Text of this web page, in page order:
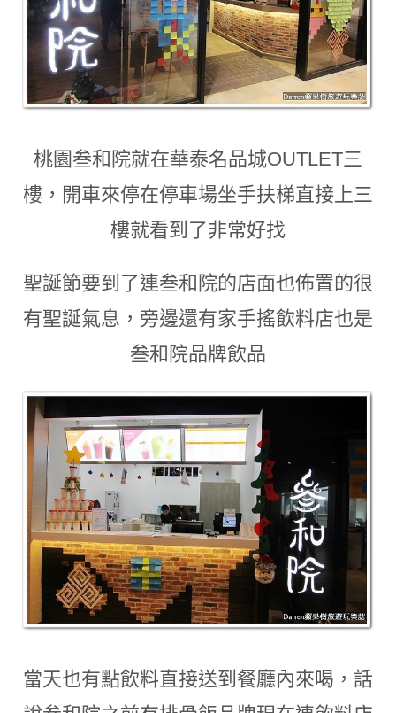
桃園叁和院就在華泰名品城OUTLET三
樓 ，開車來停在停車場坐手扶梯直接上三
樓就看到了非常好找
聖誕節要到了連叁和院的店面也佈置的很
有聖誕氣息 ， 旁邊還有家手搖飲料店也是
叁和院品牌飲品
當天也有點飲料直接送到餐廳內來喝 ， 話